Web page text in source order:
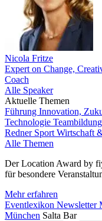
Nicola Fritze
Expert on Change,
Coach
Alle Speaker
Aktuelle Themen
Führung Innovation,
Technologie
Redner Sport Wirtschaft
Alle Themen
Der Location Award by
für besondere
Mehr erfahren
Eventlexikon Newsletter
München Salta Bar